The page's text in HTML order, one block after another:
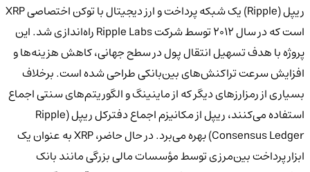
ریپل (Ripple) یک شبکه پرداخت و ارز دیجیتال با توکن اختصاصی
XRP
است که در سال ۲۰۱۲ توسط شرکت
Ripple Labs
راه‌اندازی شد. این
پروژه با هدف تسهیل انتقال پول در سطح جهانی، کاهش هزینه‌ها و
افزایش سرعت تراکنش‌های بین‌بانکی طراحی شده است. برخلاف
بسیاری از رمزارزهای دیگر که از ماینینگ و الگوریتم‌های سنتی اجماع
استفاده می‌کنند، ریپل از مکانیزم
اجماع دفترکل ریپل (Ripple
Consensus Ledger) بهره می‌برد.
در حال حاضر، XRP به عنوان یک
ابزار پرداخت بین‌مرزی توسط مؤسسات مالی بزرگی مانندبانک